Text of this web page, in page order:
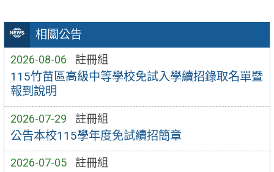
相關公告
2026-08-06 註冊組
115竹苗區高級中等學校免試入學續招錄取名單暨
報到說明
2026-07-29 註冊組
公告本校115學年度免試續招簡章
2026-07-05 註冊組